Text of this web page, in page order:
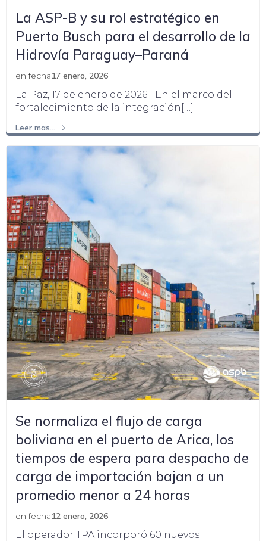
La ASP-B y su rol estratégico en
Puerto Busch para el desarrollo de la
Hidrovía Paraguay–Paraná
en fecha17 enero, 2026
La Paz, 17 de enero de 2026.- En el marco del
fortalecimiento de la integración[…]
Leer mas…
Se normaliza el flujo de carga
boliviana en el puerto de Arica, los
tiempos de espera para despacho de
carga de importación bajan a un
promedio menor a 24 horas
en fecha12 enero, 2026
El operador TPA incorporó 60 nuevos